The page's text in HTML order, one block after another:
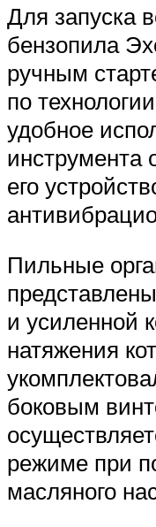
Для запуска
бензопила
ручным
по
удобное
инструмента
его
Пильные
и усиленной
натяжения
боковым
режиме при
масляного